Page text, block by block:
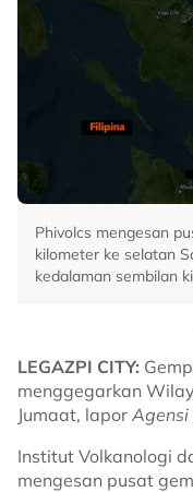
Phivolcs mengesan
kilometer ke selatan
kedalaman sembilan
LEGAZPI CITY:
menggegarkan
Jumaat, lapor
Institut Volkanologi
mengesan pusat